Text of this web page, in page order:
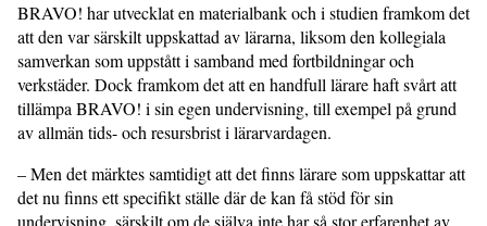
BRAVO! har utvecklat en materialbank och i studien framkom det
att den var särskilt uppskattad av lärarna, liksom den kollegiala
samverkan som uppstått i samband med fortbildningar och
verkstäder. Dock framkom det att en handfull lärare haft svårt att
tillämpa BRAVO! i sin egen undervisning, till exempel på grund
av allmän tids- och resursbrist i lärarvardagen.
– Men det märktes samtidigt att det finns lärare som uppskattar att
det nu finns ett specifikt ställe där de kan få stöd för sin
undervisning, särskilt om de själva inte har så stor erfarenhet av